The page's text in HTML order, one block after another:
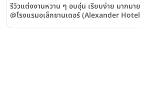
รีวิวแต่งงานหวาน ๆ อบอุ่น เรียบง่าย มากมา
@โรงแรมอเล็กซานเดอร์ (Alexander